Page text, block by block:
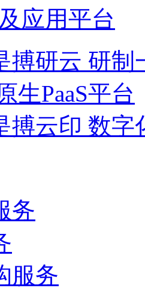
应用平台
搏研云 研
生PaaS平台
搏云印 数字
务
服务